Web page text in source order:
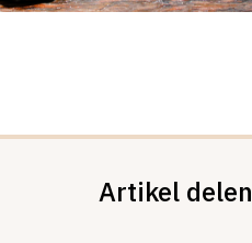
Artikel delen